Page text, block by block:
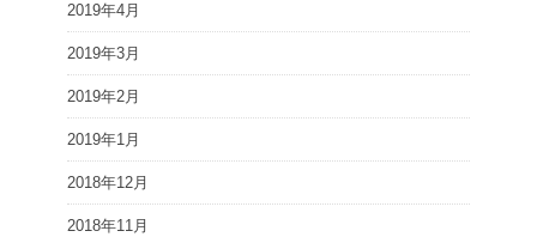
2019年4月
2019年3月
2019年2月
2019年1月
2018年12月
2018年11月